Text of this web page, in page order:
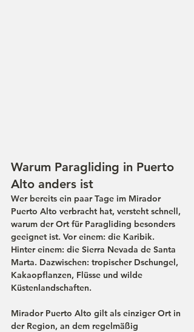
Warum Paragliding in Puerto
Alto anders ist
Wer bereits ein paar Tage im Mirador
Puerto Alto verbracht hat, versteht schnell,
warum der Ort für Paragliding besonders
geeignet ist. Vor einem: die Karibik.
Hinter einem: die Sierra Nevada de Santa
Marta. Dazwischen: tropischer Dschungel,
Kakaopflanzen, Flüsse und wilde
Küstenlandschaften.
Mirador Puerto Alto gilt als einziger Ort in
der Region, an dem regelmäßig